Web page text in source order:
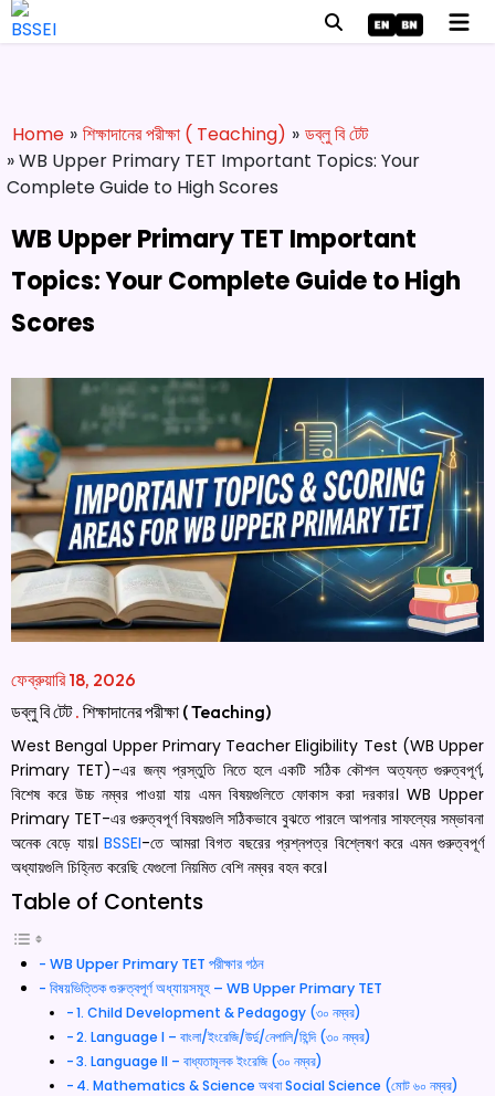
Home » শিক্ষাদানের পরীক্ষা ( Teaching) » ডব্লু বি টেট
» WB Upper Primary TET Important Topics: Your
Complete Guide to High Scores
WB Upper Primary TET Important
Topics: Your Complete Guide to High
Scores
ফেব্রুয়ারি 18, 2026
ডব্লু বি টেট. শিক্ষাদানের পরীক্ষা ( Teaching)
West Bengal Upper Primary Teacher Eligibility Test (WB Upper
Primary TET)-এর জন্য প্রস্তুতি নিতে হলে একটি সঠিক কৌশল অত্যন্ত গুরুত্বপূর্ণ,
বিশেষ করে উচ্চ নম্বর পাওয়া যায় এমন বিষয়গুলিতে ফোকাস করা দরকার। WB Upper
Primary TET-এর গুরুত্বপূর্ণ বিষয়গুলি সঠিকভাবে বুঝতে পারলে আপনার সাফল্যের সম্ভাবনা
অনেক বেড়ে যায়।BSSEI-তে আমরা বিগত বছরের প্রশ্নপত্র বিশ্লেষণ করে এমন গুরুত্বপূর্ণ
অধ্যায়গুলি চিহ্নিত করেছি যেগুলো নিয়মিত বেশি নম্বর বহন করে।
Table of Contents
WB Upper Primary TET পরীক্ষার গঠন
বিষয়ভিত্তিক গুরুত্বপূর্ণ অধ্যায়সমূহ – WB Upper Primary TET
1. Child Development & Pedagogy (৩০ নম্বর)
2. Language I – বাংলা/ইংরেজি/উর্দু/নেপালি/হিন্দি (৩০ নম্বর)
3. Language II – বাধ্যতামূলক ইংরেজি (৩০ নম্বর)
4. Mathematics & Science অথবা Social Science (মোট ৬০ নম্বর)